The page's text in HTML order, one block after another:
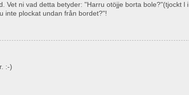
Vet ni vad detta betyder: "Harru otöjje borta bole?"(tjockt l i
inte plockat undan från bordet?"!
:-)